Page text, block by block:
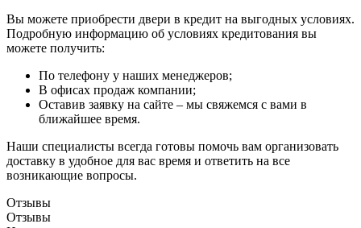
Вы можете приобрести двери в кредит на выгодных условиях.
Подробную информацию об условиях кредитования вы
можете получить:
По телефону у наших менеджеров;
В офисах продаж компании;
Оставив заявку на сайте – мы свяжемся с вами в
ближайшее время.
Наши специалисты всегда готовы помочь вам организовать
доставку в удобное для вас время и ответить на все
возникающие вопросы.
Отзывы
Отзывы